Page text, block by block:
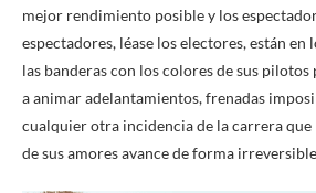
mejor rendimiento posible y los
espectadores, léase los electores, están en
las banderas con los colores de sus
a animar adelantamientos, frenadas
cualquier otra incidencia de la carrera que
de sus amores avance de forma